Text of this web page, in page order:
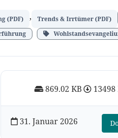
(PDF) , Trends & Irrtümer (PDF)
869.02 KB
31. Januar 2026